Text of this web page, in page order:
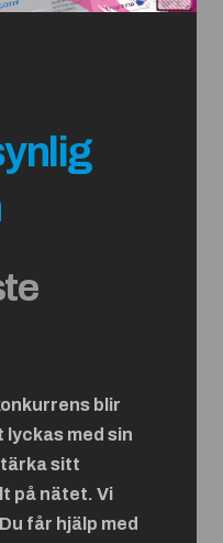
blir
med sin
sitt
på nätet. Vi
får hjälp med